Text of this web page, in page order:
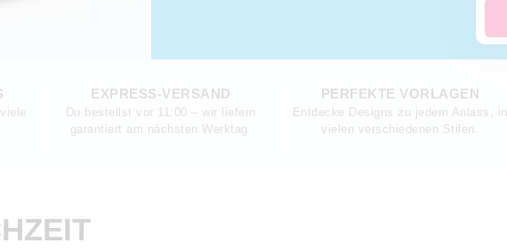
EXPRESS-VERSAND
Du bestellst vor 11:00 – wir liefern
garantiert am nächsten Werktag.
PERFEKTE VORLAGEN
Entdecke Designs zu jedem Anlass, in
vielen verschiedenen Stilen.